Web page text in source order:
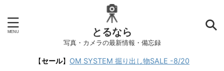
とるなら
写真・カメラの最新情報・備忘録
【セール】 OM SYSTEM 掘り出し物SALE -8/20